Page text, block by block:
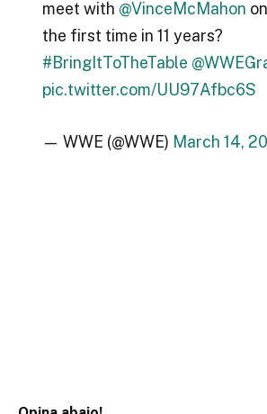
meet with @VinceMcMahon
the first time in 11 years?
#BringItToTheTable
pic.twitter.com/UU97Afbc6S
— WWE (@WWE) March 14,